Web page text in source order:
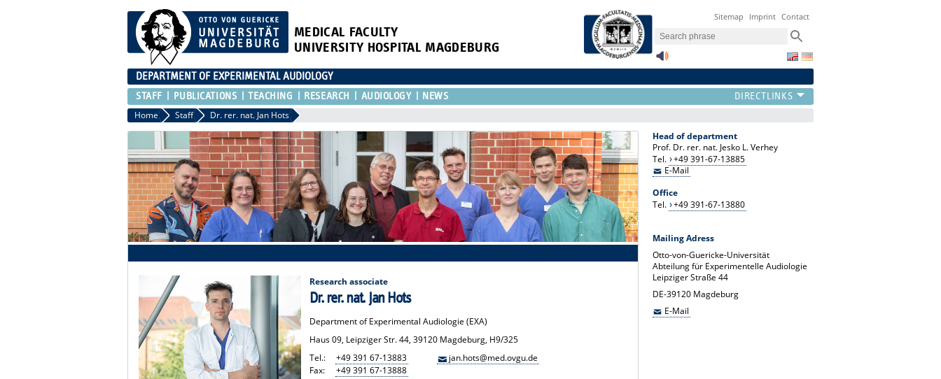
MEDICAL FACULTY
UNIVERSITY HOSPITAL MAGDEBURG
Sitemap Imprint Contact
DEPARTMENT OF EXPERIMENTAL AUDIOLOGY
STAFF PUBLICATIONS TEACHING RESEARCH AUDIOLOGY NEWS
Home Staff Dr. rer. nat. Jan Hots
Research associate
Dr. rer. nat. Jan Hots
Department of Experimental Audiologie (EXA)
Haus 09, Leipziger Str. 44, 39120 Magdeburg, H9/325
Tel.:
+49 391 67-13883
Fax:
+49 391 67-13888
jan.hots@med.ovgu.de
Head of department
Prof. Dr. rer. nat. Jesko L. Verhey
Tel. +49 391-67-13885
E-Mail
Office
Tel. +49 391-67-13880
Mailing Adress
Otto-von-Guericke-Universität
Abteilung für Experimentelle Audiologie
Leipziger Straße 44
DE-39120 Magdeburg
E-Mail